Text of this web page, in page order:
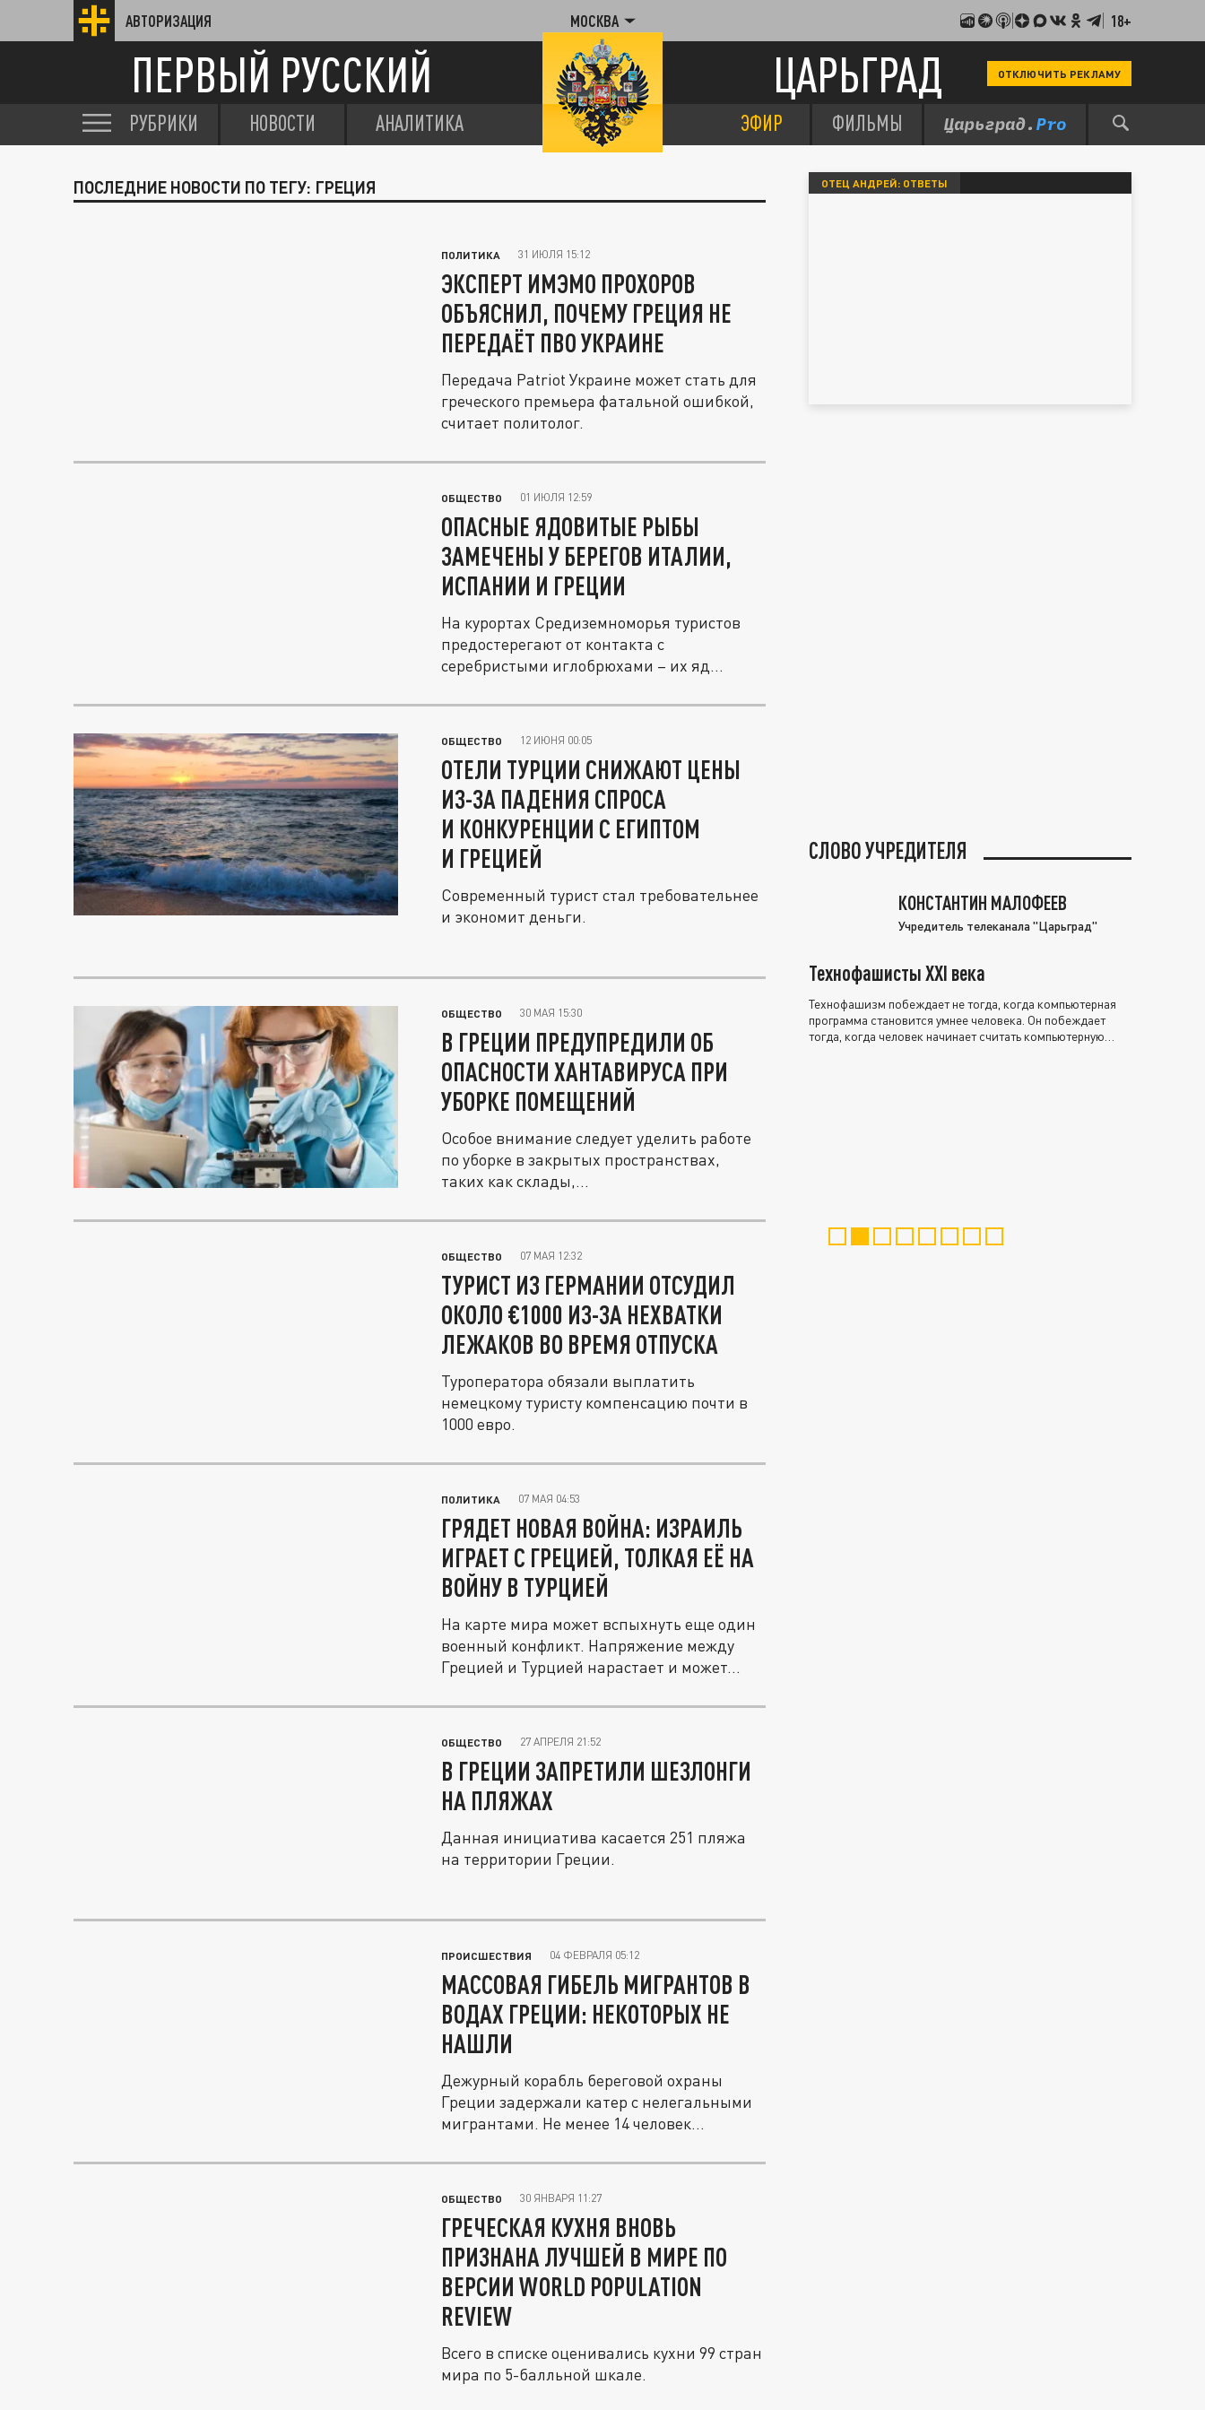
АВТОРИЗАЦИЯ МОСКВА 18+
ПЕРВЫЙ РУССКИЙ ЦАРЬГРАД ОТКЛЮЧИТЬ РЕКЛАМУ
РУБРИКИ НОВОСТИ АНАЛИТИКА ЭФИР ФИЛЬМЫ
ПОСЛЕДНИЕ НОВОСТИ ПО ТЕГУ: ГРЕЦИЯ
ПОЛИТИКА 31 ИЮЛЯ 15:12
ЭКСПЕРТ ИМЭМО ПРОХОРОВ
ОБЪЯСНИЛ, ПОЧЕМУ ГРЕЦИЯ НЕ
ПЕРЕДАЁТ ПВО УКРАИНЕ
Передача Patriot Украине может стать для
греческого премьера фатальной ошибкой,
считает политолог.
ОБЩЕСТВО 01 ИЮЛЯ 12:59
ОПАСНЫЕ ЯДОВИТЫЕ РЫБЫ
ЗАМЕЧЕНЫ У БЕРЕГОВ ИТАЛИИ,
ИСПАНИИ И ГРЕЦИИ
На курортах Средиземноморья туристов
предостерегают от контакта с
серебристыми иглобрюхами – их яд
ОБЩЕСТВО 12 ИЮНЯ 00:05
ОТЕЛИ ТУРЦИИ СНИЖАЮТ ЦЕНЫ
ИЗ-ЗА ПАДЕНИЯ СПРОСА
И КОНКУРЕНЦИИ С ЕГИПТОМ
И ГРЕЦИЕЙ
Современный турист стал требовательнее
и экономит деньги.
ОБЩЕСТВО 30 МАЯ 15:30
В ГРЕЦИИ ПРЕДУПРЕДИЛИ ОБ
ОПАСНОСТИ ХАНТАВИРУСА ПРИ
УБОРКЕ ПОМЕЩЕНИЙ
Особое внимание следует уделить работе
по уборке в закрытых пространствах,
таких как склады,...
ОБЩЕСТВО 07 МАЯ 12:32
ТУРИСТ ИЗ ГЕРМАНИИ ОТСУДИЛ
ОКОЛО €1000 ИЗ-ЗА НЕХВАТКИ
ЛЕЖАКОВ ВО ВРЕМЯ ОТПУСКА
Туроператора обязали выплатить
немецкому туристу компенсацию почти в
1000 евро.
ПОЛИТИКА 07 МАЯ 04:53
ГРЯДЕТ НОВАЯ ВОЙНА: ИЗРАИЛЬ
ИГРАЕТ С ГРЕЦИЕЙ, ТОЛКАЯ ЕЁ НА
ВОЙНУ В ТУРЦИЕЙ
На карте мира может вспыхнуть еще один
военный конфликт. Напряжение между
Грецией и Турцией нарастает и может...
ОБЩЕСТВО 27 АПРЕЛЯ 21:52
В ГРЕЦИИ ЗАПРЕТИЛИ ШЕЗЛОНГИ
НА ПЛЯЖАХ
Данная инициатива касается 251 пляжа
на территории Греции.
ПРОИСШЕСТВИЯ 04 ФЕВРАЛЯ 05:12
МАССОВАЯ ГИБЕЛЬ МИГРАНТОВ В
ВОДАХ ГРЕЦИИ: НЕКОТОРЫХ НЕ
НАШЛИ
Дежурный корабль береговой охраны
Греции задержали катер с нелегальными
мигрантами. Не менее 14 человек...
ОБЩЕСТВО 30 ЯНВАРЯ 11:27
ГРЕЧЕСКАЯ КУХНЯ ВНОВЬ
ПРИЗНАНА ЛУЧШЕЙ В МИРЕ ПО
ВЕРСИИ WORLD POPULATION
REVIEW
Всего в списке оценивались кухни 99 стран
мира по 5-балльной шкале.
ОТЕЦ АНДРЕЙ: ОТВЕТЫ
СЛОВО УЧРЕДИТЕЛЯ
КОНСТАНТИН МАЛОФЕЕВ
Учредитель телеканала "Царьград"
Технофашисты XXI века
Технофашизм побеждает не тогда, когда компьютерная
программа становится умнее человека. Он побеждает
тогда, когда человек начинает считать компьютерную